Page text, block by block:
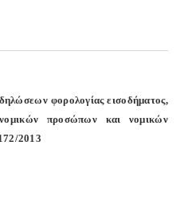
φορολογίας εισοδήματος,
προσώπων και νομικών
2013